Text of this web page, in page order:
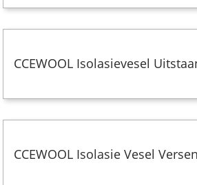
CCEWOOL Isolasievesel
CCEWOOL Isolasie Vesel